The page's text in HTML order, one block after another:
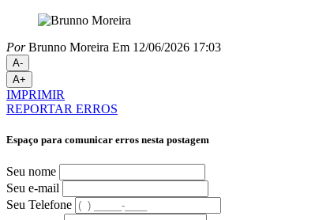
PorBrunno Moreira Em 12/06/2026 17:03
A-
A+
IMPRIMIR
REPORTAR ERROS
Espaço para comunicar erros nesta postagem
Seu nome
Seu e-mail
Seu Telefone